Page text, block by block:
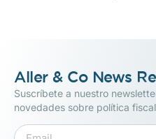
Aller & Co News
Suscríbete a nuestro
novedades sobre política